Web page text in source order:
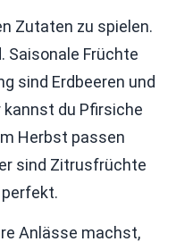
Zutaten zu spielen.
Saisonale Früchte
sind Erdbeeren und
du Pfirsiche
Herbst passen
sind Zitrusfrüchte
Anlässe machst,